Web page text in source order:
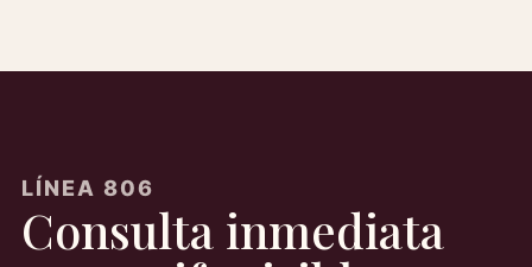
LÍNEA 806
Consulta inmediata